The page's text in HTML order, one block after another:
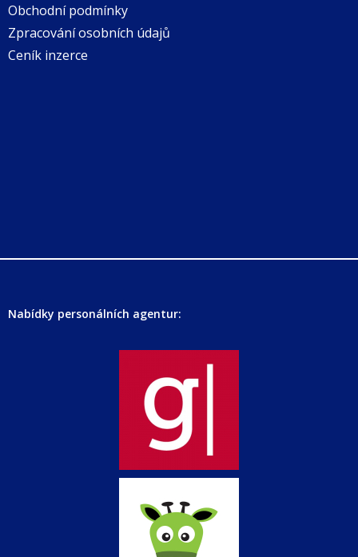
Obchodní podmínky
Zpracování osobních údajů
Ceník inzerce
Nabídky personálních agentur: